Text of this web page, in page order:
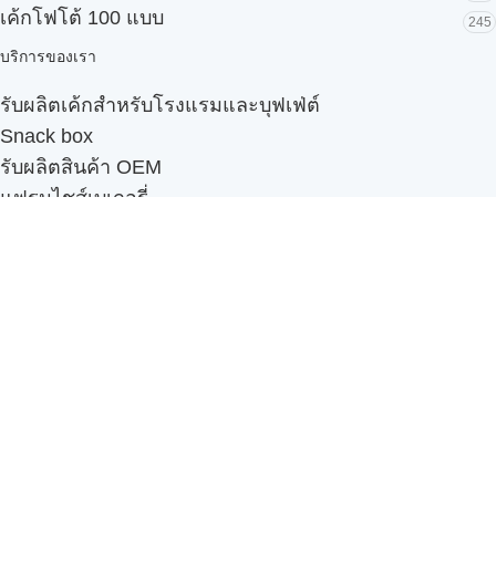
เค้กโฟโต้ 100 แบบ 245
บริการของเรา
รับผลิตเค้กสำหรับโรงแรมและบุฟเฟ่ต์
Snack box
รับผลิตสินค้า OEM
แฟรนไชส์เบเกอรี่